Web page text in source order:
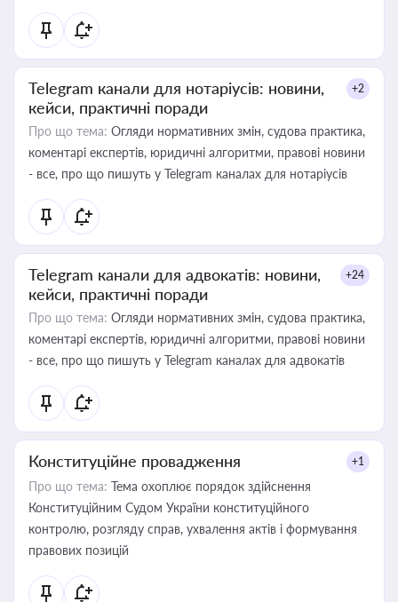
Telegram канали для нотаріусів: новини,
кейси, практичні поради
+2
Про що тема: Огляди нормативних змін, судова практика,
коментарі експертів, юридичні алгоритми, правові новини
- все, про що пишуть у Telegram каналах для нотаріусів
Telegram канали для адвокатів: новини,
кейси, практичні поради
+24
Про що тема: Огляди нормативних змін, судова практика,
коментарі експертів, юридичні алгоритми, правові новини
- все, про що пишуть у Telegram каналах для адвокатів
Конституційне провадження +1
Про що тема: Тема охоплює порядок здійснення
Конституційним Судом України конституційного
контролю, розгляду справ, ухвалення актів і формування
правових позицій